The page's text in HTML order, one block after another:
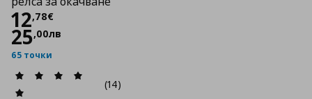
12,78€
Цена
25,00лв
65 точки
(14)